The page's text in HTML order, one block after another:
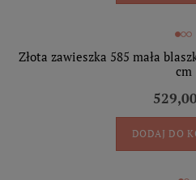
Złota zawieszka 585 mała
cm
DODAJ DO